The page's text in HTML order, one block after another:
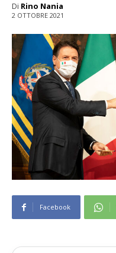
Di Rino Nania
2 OTTOBRE 2021
Facebook